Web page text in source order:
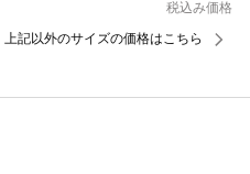
税込み価格
上記以外のサイズの価格はこちら